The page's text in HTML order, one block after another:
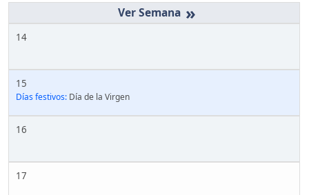
»
14
15
Días festivos: Día de la Virgen
16
17